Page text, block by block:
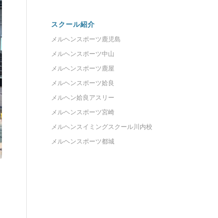
スクール紹介
メルヘンスポーツ鹿児島
メルヘンスポーツ中山
メルヘンスポーツ鹿屋
メルヘンスポーツ姶良
メルヘン姶良アスリー
メルヘンスポーツ宮崎
メルヘンスイミングスクール川内校
メルヘンスポーツ都城